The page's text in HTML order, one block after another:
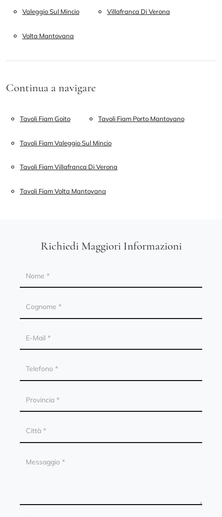
Valeggio Sul Mincio Villafranca Di Verona
Volta Mantovana
Continua a navigare
Tavoli Fiam Goito Tavoli Fiam Porto Mantovano
Tavoli Fiam Valeggio Sul Mincio
Tavoli Fiam Villafranca Di Verona
Tavoli Fiam Volta Mantovana
Richiedi Maggiori Informazioni